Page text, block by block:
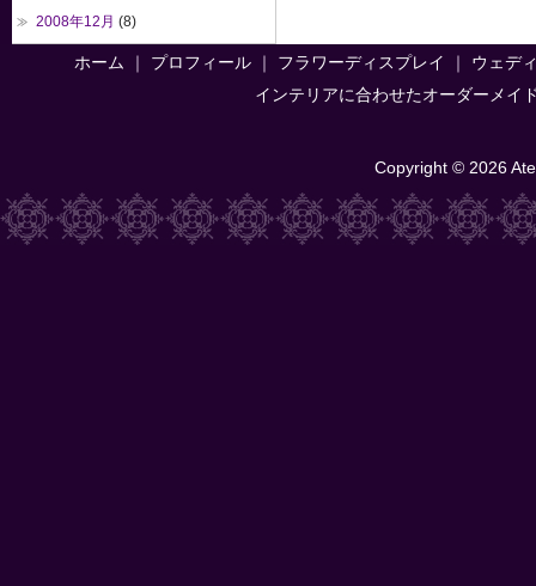
2008年12月 (8)
ホーム プロフィール フラワーディスプレイ
ウェデ
インテリアに合わせたオーダーメイ
Copyright © 2026